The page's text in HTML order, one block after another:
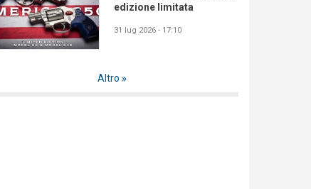
edizione limitata
31 lug 2026 - 17:10
Altro